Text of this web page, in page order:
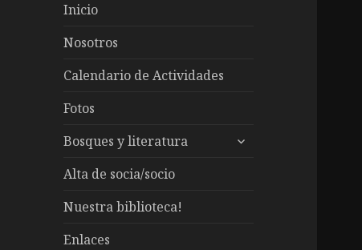
Inicio
Nosotros
Calendario de Actividades
Fotos
Bosques y literatura
expande
Alta de socia/socio
Nuestra biblioteca!
Enlaces